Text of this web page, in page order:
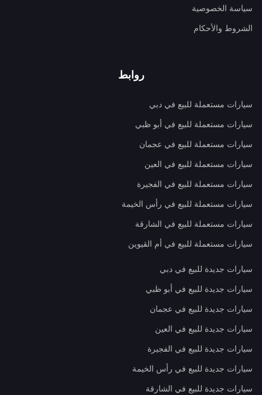
سياسة الخصوصية
الشروط والأحكام
روابط
سيارات مستعملة للبيع في دبي
سيارات مستعملة للبيع في أبو ظبي
سيارات مستعملة للبيع في عجمان
سيارات مستعملة للبيع في العين
سيارات مستعملة للبيع في الفجيرة
سيارات مستعملة للبيع في رأس الخيمة
سيارات مستعملة للبيع في الشارقة
سيارات مستعملة للبيع في أم القيوين
سيارات جديدة للبيع في دبي
سيارات جديدة للبيع في أبو ظبي
سيارات جديدة للبيع في عجمان
سيارات جديدة للبيع في العين
سيارات جديدة للبيع في الفجيرة
سيارات جديدة للبيع في رأس الخيمة
سيارات جديدة للبيع في الشارقة